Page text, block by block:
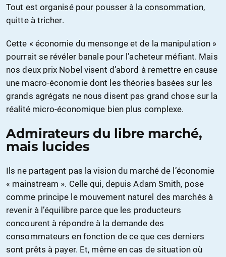
Tout est organisé pour pousser à la consommation,
quitte à tricher.
Cette « économie du mensonge et de la manipulation »
pourrait se révéler banale pour l’acheteur méfiant. Mais
nos deux prix Nobel visent d’abord à remettre en cause
une macro-économie dont les théories basées sur les
grands agrégats ne nous disent pas grand chose sur la
réalité micro-économique bien plus complexe.
Admirateurs du libre marché,
mais lucides
Ils ne partagent pas la vision du marché de l’économie
« mainstream ». Celle qui, depuis Adam Smith, pose
comme principe le mouvement naturel des marchés à
revenir à l’équilibre parce que les producteurs
concourent à répondre à la demande des
consommateurs en fonction de ce que ces derniers
sont prêts à payer. Et, même en cas de situation où